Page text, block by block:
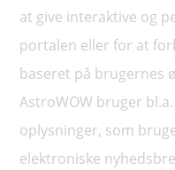
at give interaktive og
portalen eller for at
baseret på brugernes
AstroWOW bruger
oplysninger, som
elektroniske